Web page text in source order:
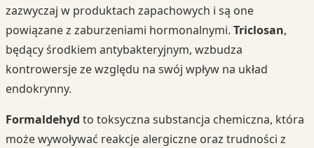
zazwyczaj w produktach zapachowych i są one
powiązane z zaburzeniami hormonalnymi. Triclosan,
będący środkiem antybakteryjnym, wzbudza
kontrowersje ze względu na swój wpływ na układ
endokrynny.
Formaldehyd to toksyczna substancja chemiczna, która
może wywoływać reakcje alergiczne oraz trudności z